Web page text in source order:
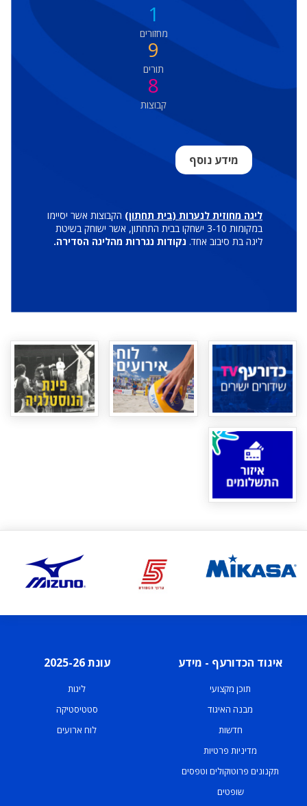
1
מחזורים
9
תורים
8
קבוצות
מידע נוסף
ליגה מחוזית לנערות (בית תחתון) הקבוצות אשר יסיימו
במקומות 3-10 ישחקו בבית התחתון, אשר ישוחק בשיטת
ליגה בת סיבוב אחד. נקודות נגררות מהליגה הסדירה.
איגוד הכדורעף - מידע
תוכן מקצועי
מבנה האיגוד
חדשות
מדיניות פרטיות
תקנונים פרוטוקולים וטפסים
שופטים
עונת 2025-26
ליגות
סטטיסטיקה
לוח ארועים